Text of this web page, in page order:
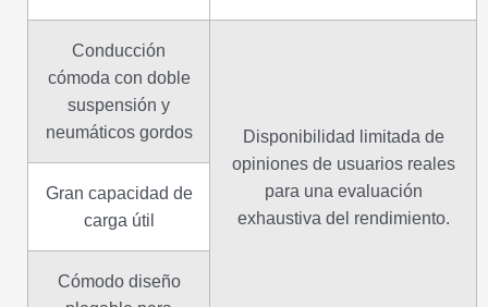
Conducción
cómoda con doble
suspensión y
neumáticos gordos
Disponibilidad limitada de
opiniones de usuarios reales
para una evaluación
exhaustiva del rendimiento.
Gran capacidad de
carga útil
Cómodo diseño